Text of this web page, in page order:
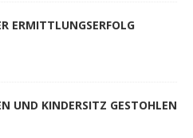
ERMITTLUNGSERFOLG
UND KINDERSITZ GESTOHLEN